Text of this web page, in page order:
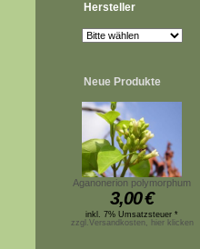
Hersteller
Neue Produkte
Aganonerion polymorphum
3,00€
inkl. 7% Umsatzsteuer *
zzgl.Versandkosten, hier klicken